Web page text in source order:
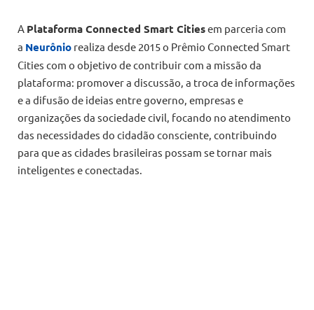
A Plataforma Connected Smart Citiesem parceria com
a Neurônio realiza desde 2015 o Prêmio Connected Smart
Cities com o objetivo de contribuir com a missão da
plataforma: promover a discussão, a troca de informações
e a difusão de ideias entre governo, empresas e
organizações da sociedade civil, focando no atendimento
das necessidades do cidadão consciente, contribuindo
para que as cidades brasileiras possam se tornar mais
inteligentes e conectadas.